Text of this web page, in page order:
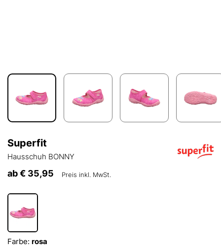
Superfit
Hausschuh BONNY
ab€ 35,95 Preis inkl. MwSt.
Farbe: rosa